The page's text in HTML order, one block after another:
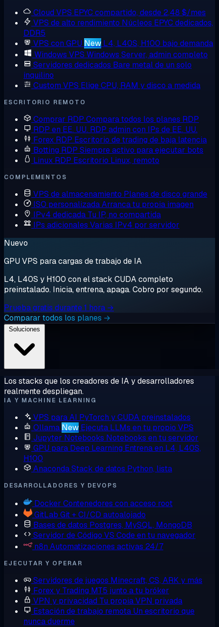
Cloud VPS EPYC compartido, desde 2,48 $/mes
VPS de alto rendimiento Núcleos EPYC dedicados,
DDR5
VPS con GPU New L4, L40S, H100 bajo demanda
Windows VPS Windows Server, admin completo
Servidores dedicados Bare metal de un solo
inquilino
Custom VPS Elige CPU, RAM y disco a medida
ESCRITORIO REMOTO
Comprar RDP Compara todos los planes RDP
RDP en EE. UU. RDP admin con IPs de EE. UU.
Forex RDP Escritorio de trading de baja latencia
Botting RDP Siempre activo para ejecutar bots
Linux RDP Escritorio Linux, remoto
COMPLEMENTOS
VPS de almacenamiento Planes de disco grande
ISO personalizadaArranca tu propia imagen
IPv4 dedicada Tu IP, no compartida
IPs adicionales Varias IPv4 por servidor
Nuevo
GPU VPS para cargas de trabajo de IA
L4, L40S y H100 con el stack CUDA completo
preinstalado. Inicia, entrena, apaga. Cobro por segundo.
Prueba gratis durante 1 hora →
Comparar todos los planes →
Los stacks que los creadores de IA y desarrolladores
realmente despliegan.
IA Y MACHINE LEARNING
VPS para AI PyTorch y CUDA preinstalados
Ollama New Ejecuta LLMs en tu propio VPS
Jupyter Notebooks Notebooks en tu servidor
GPU para Deep Learning Entrena en L4, L40S,
H100
AnacondaStack de datos Python, lista
DESARROLLADORES Y DEVOPS
Docker Contenedores con acceso root
GitLab Git + CI/CD autoalojado
Bases de datos Postgres, MySQL, MongoDB
Servidor de Código VS Code en tu navegador
n8n Automatizaciones activas 24/7
EJECUTAR Y OPERAR
Servidores de juegos Minecraft, CS, ARK y más
Forex y Trading MT5 junto a tu bróker
VPN y privacidad Tu propia VPN privada
Estación de trabajo remota Un escritorio que
nunca duerme